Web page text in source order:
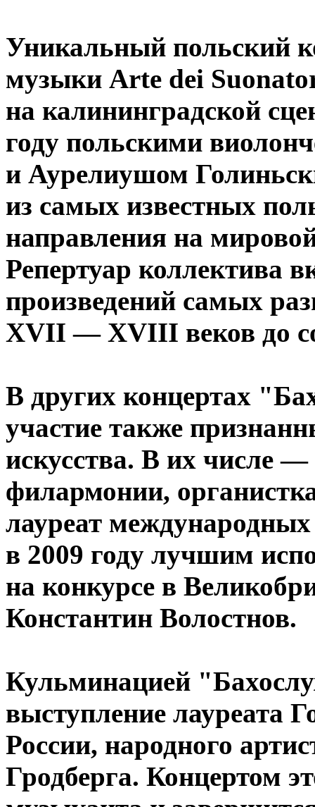
Уникальный польский
музыки Arte dei
на калининградской
году польскими
и Аурелиушом
из самых известных
направления на
Репертуар коллектива
произведений самых
XVII — XVIII веков до
В других концертах
участие также
искусства. В их числе
филармонии,
лауреат
в 2009 году лучшим
на конкурсе в
Константин Волостнов.
Кульминацией
выступление лауреата
России, народного
Гродберга. Концертом